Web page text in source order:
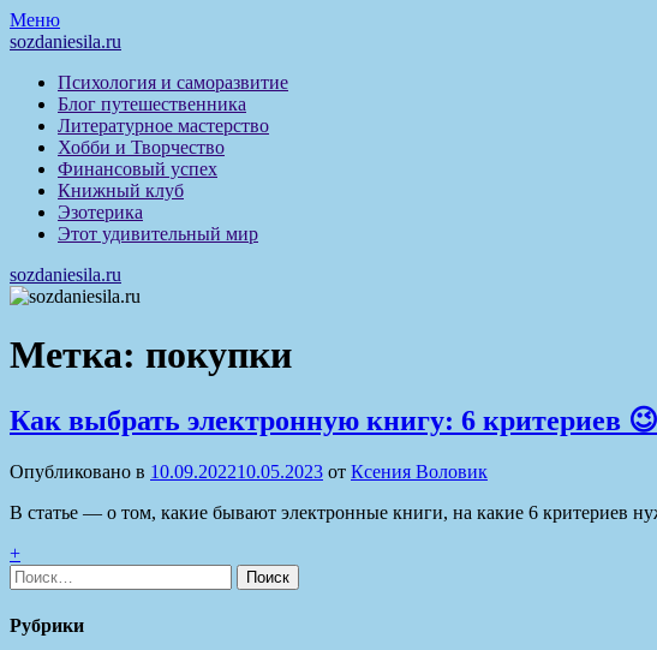
Перейти
к
Меню
sozdaniesila.ru
Психология и саморазвитие
Блог путешественника
Литературное мастерство
Хобби и Творчество
Финансовый успех
Книжный клуб
Эзотерика
Этот удивительный мир
sozdaniesila.ru
Метка: покупки
Как выбрать электронную книгу: 6 критериев
Опубликовано в 10.09.202210.05.2023 от Ксения Воловик
В статье — о том, какие бывают электронные книги, на какие 6 критериев
+
Найти:
Рубрики